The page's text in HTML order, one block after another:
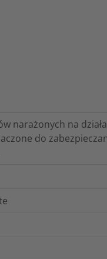
narażonych na
do